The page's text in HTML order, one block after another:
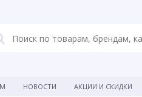
НОВОСТИ АКЦИИ И СКИДКИ